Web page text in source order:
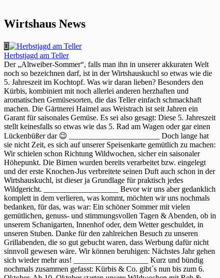
Wirtshaus News
Herbstjagd am Teller
Der „Altweiber-Sommer“, falls man ihn in unserer akkuraten Welt
noch so bezeichnen darf, ist in der Wirtshauskuchl so etwas wie die
5. Jahreszeit im Kochtopf. Was wir daran lieben? Besonders den
Kürbis, kombiniert mit noch allerlei anderen herzhaften und
aromatischen Gemüsesorten, die das Teller einfach schmackhaft
machen. Die Gärtnerei Haimel aus Weistrach ist seit Jahren ein
Garant für saisonales Gemüse. Es sei also gesagt: Diese 5. Jahreszeit
stellt keinesfalls so etwas wie das 5. Rad am Wagen oder gar einen
Lückenbüßer dar 😉 _______________________ Doch lange hat
sie nicht Zeit, es sich auf unserer Speisenkarte gemütlich zu machen:
Wir schielen schon Richtung Wildwochen, sicher ein saisonaler
Höhepunkt. Die Birnen wurden bereits verarbeitet bzw. eingelegt
und der erste Knochen-Jus verbreitete seinen Duft auch schon in der
Wirtshauskuchl, ist dieser ja Grundlage für praktisch jedes
Wildgericht. ___________________ Bevor wir uns aber gedanklich
komplett in dem verlieren, was kommt, möchten wir uns nochmals
bedanken, für das, was war: Ein schöner Sommer mit vielen
gemütlichen, genuss- und stimmungsvollen Tagen & Abenden, ob in
unserem Schanigarten, Innenhof oder, dem Wetter geschuldet, in
unseren Stuben. Danke für den zahlreichen Besuch zu unseren
Grillabenden, die so gut gebucht waren, dass Werbung dafür nicht
sinnvoll gewesen wäre. Wir können beruhigen: Nächstes Jahr gehen
sich wieder mehr aus! ___________________ Kurz und bündig
nochmals zusammen gefasst: Kürbis & Co. gibt´s nun bis zum 6.